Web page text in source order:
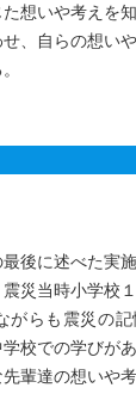
想いや考えを
、自らの想い
最後に述べた実
災当時小学校
がらも震災の
校での学びが
輩達の想いや